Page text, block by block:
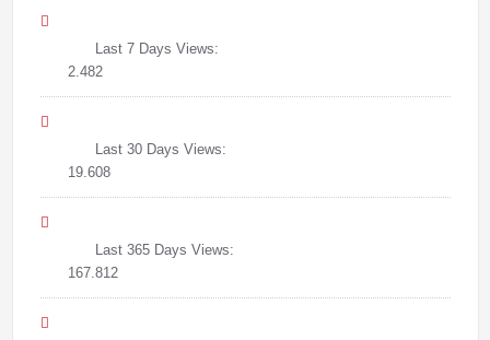
Last 7 Days Views:
2.482
Last 30 Days Views:
19.608
Last 365 Days Views:
167.812